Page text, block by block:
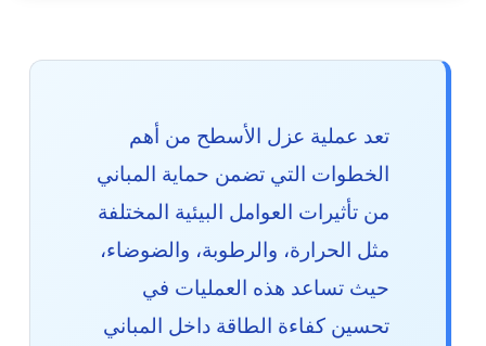
تعد عملية عزل الأسطح من أهم
الخطوات التي تضمن حماية المباني
من تأثيرات العوامل البيئية المختلفة
مثل الحرارة، والرطوبة، والضوضاء،
حيث تساعد هذه العمليات في
تحسين كفاءة الطاقة داخل المباني